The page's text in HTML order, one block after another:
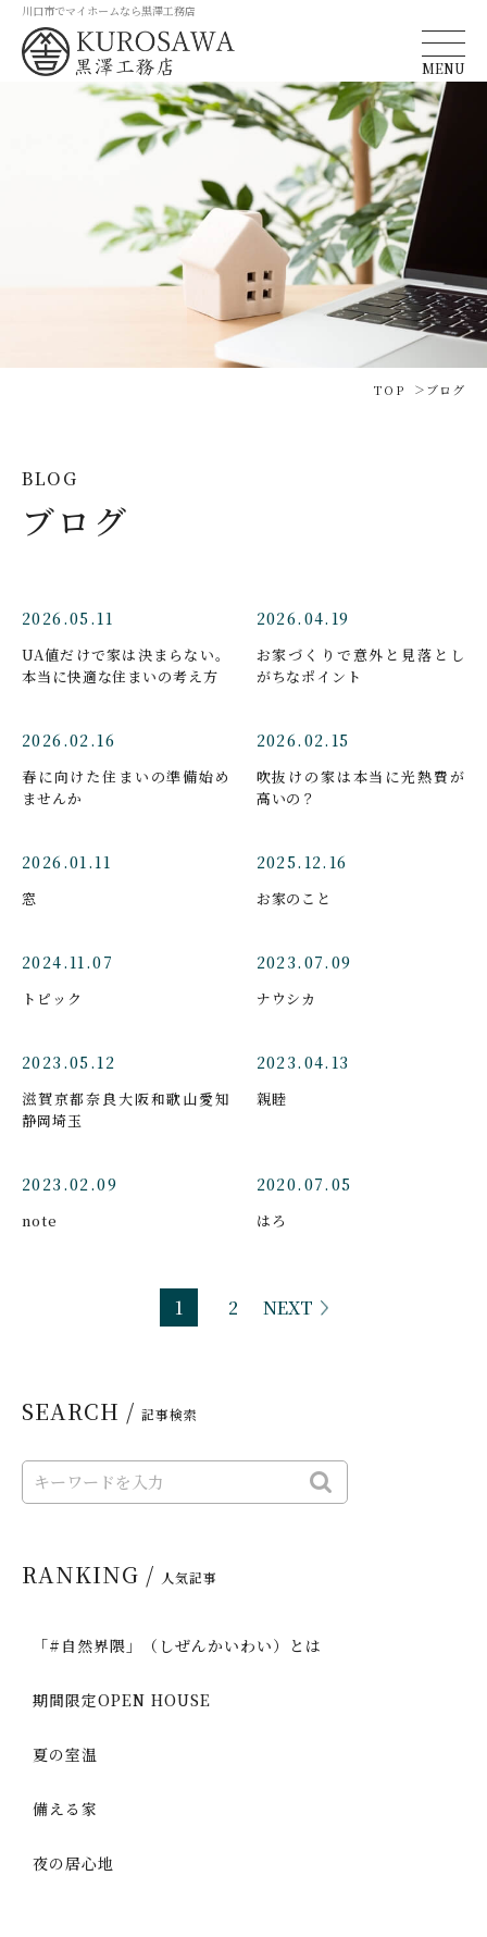
川口市でマイホームなら黒澤工務店
MENU
TOP ブログ
BLOG
ブログ
2026.05.11
UA値だけで家は決まらない。
本当に快適な住まいの考え方
2026.04.19
お家づくりで意外と見落とし
がちなポイント
2026.02.16
春に向けた住まいの準備始め
ませんか
2026.02.15
吹抜けの家は本当に光熱費が
高いの？
2026.01.11
窓
2025.12.16
お家のこと
2024.11.07
トピック
2023.07.09
ナウシカ
2023.05.12
滋賀京都奈良大阪和歌山愛知
静岡埼玉
2023.04.13
親睦
2023.02.09
note
2020.07.05
はろ
1 2 NEXT
SEARCH / 記事検索
RANKING / 人気記事
「#自然界隈」（しぜんかいわい）とは
期間限定OPEN HOUSE
夏の室温
備える家
夜の居心地